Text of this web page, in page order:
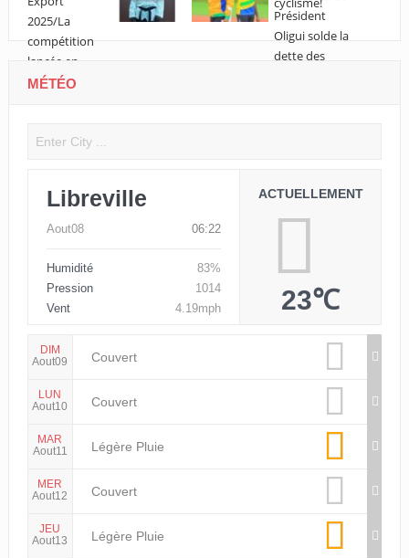
MÉTÉO
Libreville
Aout08 06:22
Humidité
83%
Pression
1014
Vent
4.19mph
ACTUELLEMENT
23℃
DIM
Aout09
Couvert
LUN
Aout10
Couvert
MAR
Aout11
Légère Pluie
MER
Aout12
Couvert
JEU
Aout13
Légère Pluie